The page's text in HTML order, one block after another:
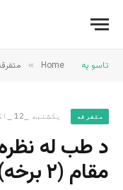
تاسو په Home
»
متفرقه یکشنبه _12 _اکتوبر _2025AH 12-10-2025AD
د طب له
مقام (۲ برخه)